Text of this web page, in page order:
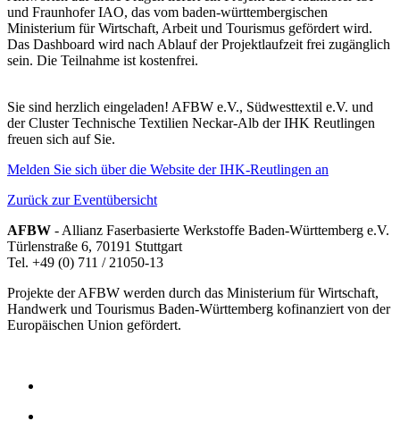
und Fraunhofer IAO, das vom baden-württembergischen
Ministerium für Wirtschaft, Arbeit und Tourismus gefördert wird.
Das Dashboard wird nach Ablauf der Projektlaufzeit frei zugänglich
sein. Die Teilnahme ist kostenfrei.
Sie sind herzlich eingeladen! AFBW e.V., Südwesttextil e.V. und
der Cluster Technische Textilien Neckar-Alb der IHK Reutlingen
freuen sich auf Sie.
Melden Sie sich über die Website der IHK-Reutlingen an
Zurück zur Eventübersicht
AFBW - Allianz Faserbasierte Werkstoffe Baden-Württemberg e.V.
Türlenstraße 6, 70191 Stuttgart
Tel. +49 (0) 711 / 21050-13
Projekte der AFBW werden durch das Ministerium für Wirtschaft,
Handwerk und Tourismus Baden-Württemberg kofinanziert von der
Europäischen Union gefördert.